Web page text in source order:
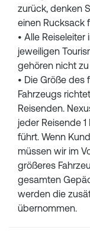
zurück, denken
einen Rucksack
• Alle
jeweiligen
gehören nicht
• Die Größe des
Fahrzeugs
Reisenden.
jeder Reisende
führt. Wenn
müssen wir im
größeres
gesamten
werden die
übernommen.